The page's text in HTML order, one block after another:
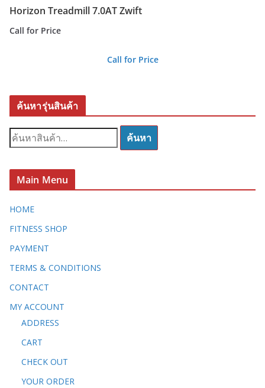
Horizon Treadmill 7.0AT Zwift
Call for Price
Call for Price
ค้นหารุ่นสินค้า
ค้
น
:
ค้นหา
Main Menu
HOME
FITNESS SHOP
PAYMENT
TERMS & CONDITIONS
CONTACT
MY ACCOUNT
ADDRESS
CART
CHECK OUT
YOUR ORDER